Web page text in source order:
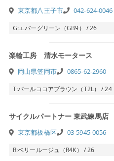
東京都八王子市 042-624-0046
G:エバーグリーン（GB9） / 26
楽輪工房 清水モータース
岡山県笠岡市 0865-62-2960
T:パールココアブラウン（T2L） / 24
サイクルパートナー 東武練馬店
東京都板橋区 03-5945-0056
R:ベリールージュ（R4K） / 26